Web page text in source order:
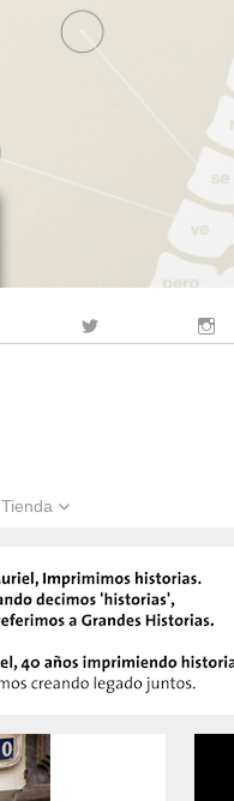
Tienda